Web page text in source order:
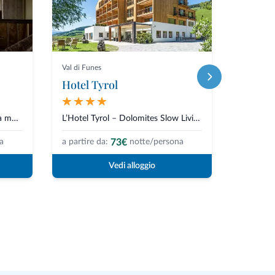
Con vista sull'imponente catena montuosa delle Dolomiti, l'Hotel Boite sorg...
Val di Funes
Hotel Tyrol
L’Hotel Tyrol – Dolomites Slow Living, a conduzione familiare, si trova in...
a partire da: 73€ notte/persona
Vedi alloggio